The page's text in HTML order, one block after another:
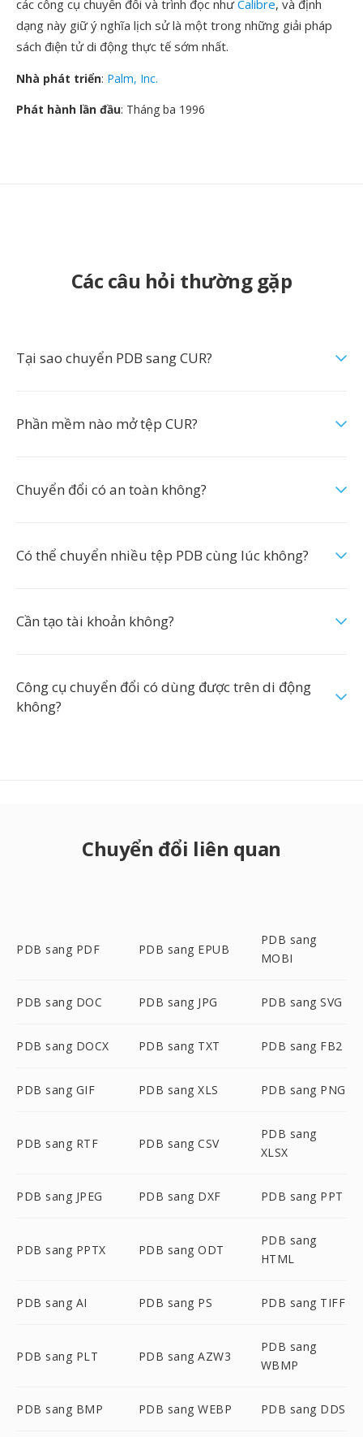
các công cụ chuyển đổi và trình đọc nhưCalibre, và định
dạng này giữ ý nghĩa lịch sử là một trong những giải pháp
sách điện tử di động thực tế sớm nhất.
Nhà phát triển: Palm, Inc.
Phát hành lần đầu: Tháng ba 1996
Các câu hỏi thường gặp
Tại sao chuyển PDB sang CUR?
Phần mềm nào mở tệp CUR?
Chuyển đổi có an toàn không?
Có thể chuyển nhiều tệp PDB cùng lúc không?
Cần tạo tài khoản không?
Công cụ chuyển đổi có dùng được trên di động
không?
Chuyển đổi liên quan
PDB sang PDF PDB sang EPUB
PDB sang
MOBI
PDB sang DOC PDB sang JPG PDB sang SVG
PDB sang DOCX PDB sang TXT PDB sang FB2
PDB sang GIF PDB sang XLS PDB sang PNG
PDB sang RTF PDB sang CSV
PDB sang
XLSX
PDB sang JPEG PDB sang DXF PDB sang PPT
PDB sang PPTX PDB sang ODT
PDB sang
HTML
PDB sang AI PDB sang PS PDB sang TIFF
PDB sang PLT PDB sang AZW3
PDB sang
WBMP
PDB sang BMP PDB sang WEBP PDB sang DDS